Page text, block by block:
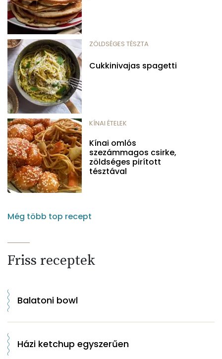
ZÖLDSÉGES TÉSZTA
Cukkinivajas spagetti
KÍNAI ÉTELEK
Kínai omlós
szezámmagos csirke,
zöldséges pirított
tésztával
Még több top recept
Friss receptek
Balatoni bowl
Házi ketchup egyszerűen